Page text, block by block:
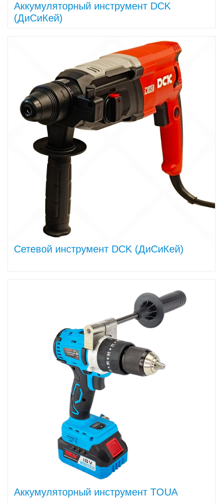
Аккумуляторный инструмент DCK
(ДиСиКей)
Сетевой инструмент DCK (ДиСиКей)
Аккумуляторный инструмент TOUA